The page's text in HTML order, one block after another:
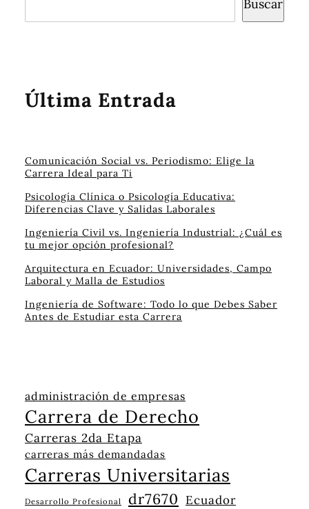
Buscar
Última Entrada
Comunicación Social vs. Periodismo: Elige la
Carrera Ideal para Ti
Psicología Clínica o Psicología Educativa:
Diferencias Clave y Salidas Laborales
Ingeniería Civil vs. Ingeniería Industrial: ¿Cuál es
tu mejor opción profesional?
Arquitectura en Ecuador: Universidades, Campo
Laboral y Malla de Estudios
Ingeniería de Software: Todo lo que Debes Saber
Antes de Estudiar esta Carrera
administración de empresas
Carrera de Derecho
Carreras 2da Etapa
carreras más demandadas
Carreras Universitarias
Desarrollo Profesional dr7670 Ecuador